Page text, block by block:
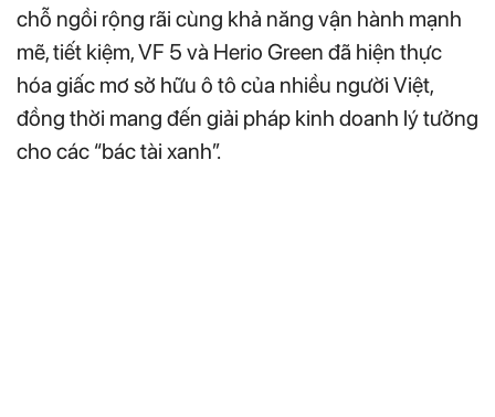
chỗ ngồi rộng rãi cùng khả năng vận hành mạnh
mẽ, tiết kiệm, VF 5 và Herio Green đã hiện thực
hóa giấc mơ sở hữu ô tô của nhiều người Việt,
đồng thời mang đến giải pháp kinh doanh lý tưởng
cho các “bác tài xanh”.